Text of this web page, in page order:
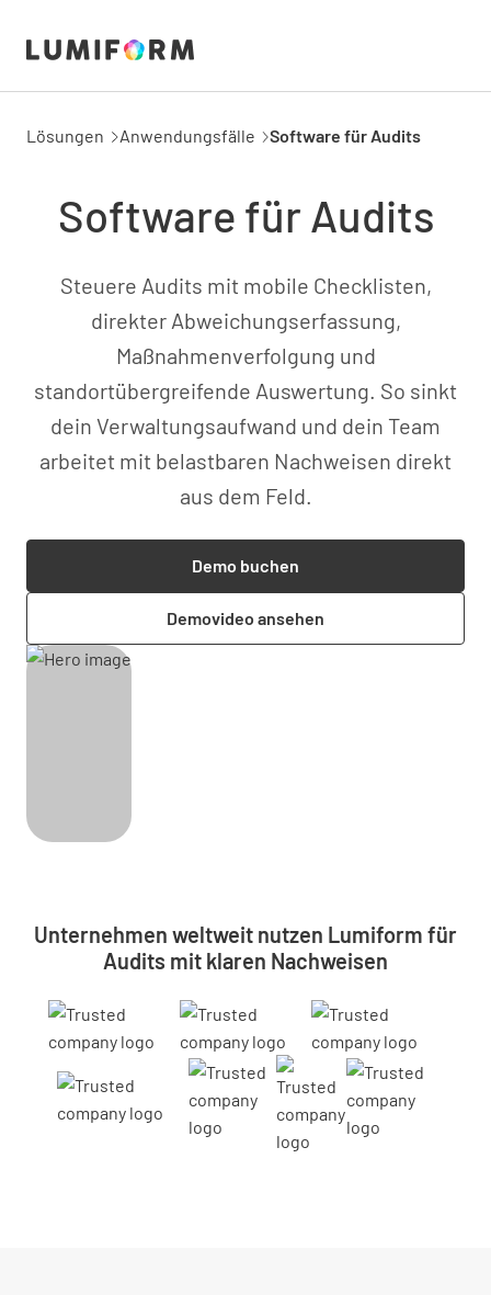
Lösungen Anwendungsfälle Software für Audits
Software für Audits
Steuere Audits mit mobile Checklisten,
direkter Abweichungserfassung,
Maßnahmenverfolgung und
standortübergreifende Auswertung. So sinkt
dein Verwaltungsaufwand und dein Team
arbeitet mit belastbaren Nachweisen direkt
aus dem Feld.
Demo buchen
Demovideo ansehen
Unternehmen weltweit nutzen Lumiform für
Audits mit klaren Nachweisen